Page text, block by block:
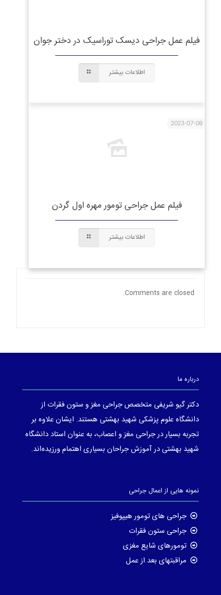
فیلم عمل جراحی دیسک توراسیک در دختر جوان
اطلاعات بیشتر
2023-07-08
فیلم عمل جراحی تومور مهره اول گردن
اطلاعات بیشتر
Comments are closed.
درباره ما
دکتر گیو شریفی متخصص جراحی مغز و ستون فقرات از
دانشگاه علوم پزشکی شهید بهشتی هستند. ایشان علاوه بر
تجربه بسیار در جراحی مغز و اعصاب، به عنوان استاد دانشگاه
شهید بهشتی در آموزش جراحان بسیاری اهتمام ورزیده‌اند.
نمونه هایی از اعمال جراحی
جراحی های تومور هیپوفیز
جراحی ستون فقرات
تومورهای شایع مغزی
مراقبتهای بعد از عمل